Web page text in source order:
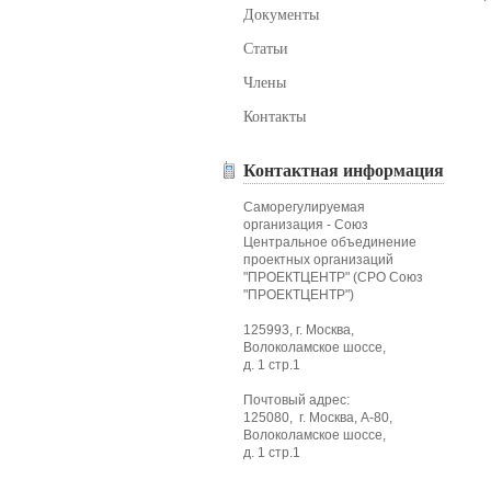
Документы
Статьи
Члены
Контакты
Контактная информация
Саморегулируемая
организация - Союз
Центральное объединение
проектных организаций
"ПРОЕКТЦЕНТР" (СРО Союз
"ПРОЕКТЦЕНТР")
125993, г. Москва,
Волоколамское шоссе,
д. 1 стр.1
Почтовый адрес:
125080, г. Москва, А-80,
Волоколамское шоссе,
д. 1 стр.1